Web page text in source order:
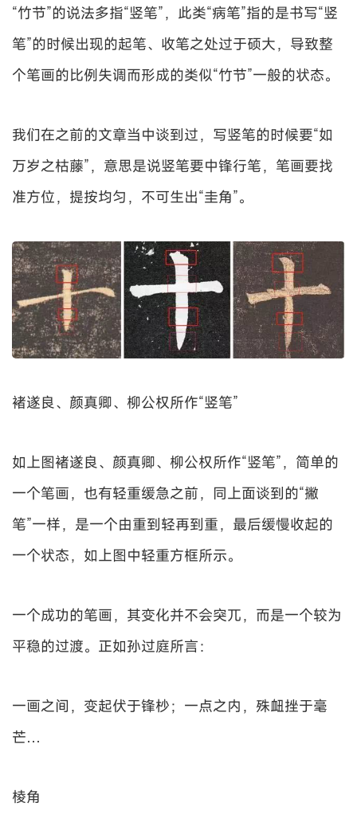
“竹节”的说法多指“竖笔”，此类“病笔”指的是书写“竖
笔”的时候出现的起笔、收笔之处过于硕大，导致整
个笔画的比例失调而形成的类似“竹节”一般的状态。
我们在之前的文章当中谈到过，写竖笔的时候要“如
万岁之枯藤”，意思是说竖笔要中锋行笔，笔画要找
准方位，提按均匀，不可生出“圭角”。
褚遂良、颜真卿、柳公权所作“竖笔”
如上图褚遂良、颜真卿、柳公权所作“竖笔”，简单的
一个笔画，也有轻重缓急之前，同上面谈到的“撇
笔”一样，是一个由重到轻再到重，最后缓慢收起的
一个状态，如上图中轻重方框所示。
一个成功的笔画，其变化并不会突兀，而是一个较为
平稳的过渡。正如孙过庭所言：
一画之间，变起伏于锋杪；一点之内，殊衄挫于毫
芒…
棱角